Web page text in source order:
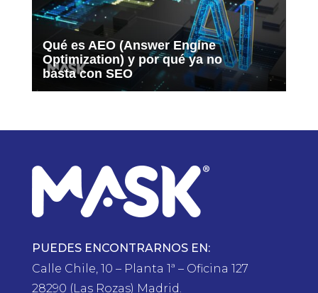
Qué es AEO (Answer Engine
Optimization) y por qué ya no
basta con SEO
PUEDES ENCONTRARNOS EN:
Calle Chile, 10 – Planta 1ª – Oficina 127
28290 (Las Rozas) Madrid.